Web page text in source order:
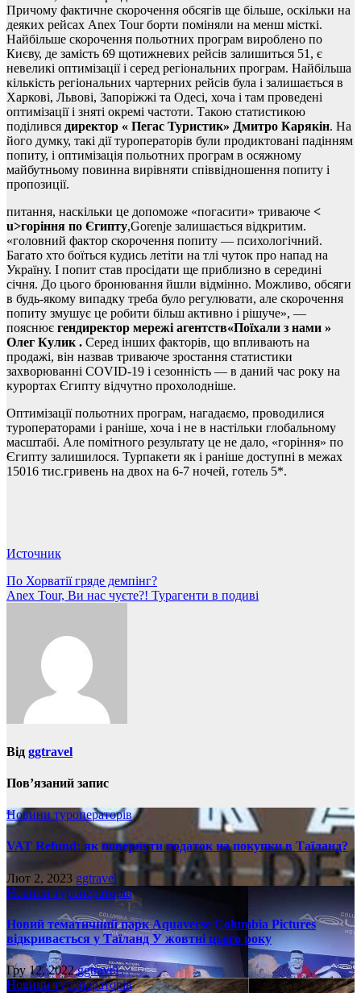
Причому фактичне скорочення обсягів ще більше, оскільки на
деяких рейсах Anex Tour борти поміняли на менш місткі.
Найбільше скорочення польотних програм вироблено по
Києву, де замість 69 щотижневих рейсів залишиться 51, є
невеликі оптимізації і серед регіональних програм. Найбільша
кількість регіональних чартерних рейсів була і залишається в
Харкові, Львові, Запоріжжі та Одесі, хоча і там проведені
оптимізації і зняті окремі частоти. Такою статистикою
поділився директор « Пегас Туристик» Дмитро Карякін. На
його думку, такі дії туроператорів були продиктовані падінням
попиту, і оптимізація польотних програм в осяжному
майбутньому повинна вирівняти співвідношення попиту і
пропозиції.
питання, наскільки це допоможе «погасити» триваюче <
u>горіння по Єгипту,Gorenje залишається відкритим.
«головний фактор скорочення попиту — психологічний.
Багато хто боїться кудись летіти на тлі чуток про напад на
Україну. І попит став просідати ще приблизно в середині
січня. До цього бронювання йшли відмінно. Можливо, обсяги
в будь-якому випадку треба було регулювати, але скорочення
попиту змушує це робити більш активно і рішуче», —
пояснює гендиректор мережі агентств«Поїхали з нами »
Олег Кулик . Серед інших факторів, що впливають на
продажі, він назвав триваюче зростання статистики
захворюванні COVID-19 і сезонність — в даний час року на
курортах Єгипту відчутно прохолодніше.
Оптимізації польотних програм, нагадаємо, проводилися
туроператорами і раніше, хоча і не в настільки глобальному
масштабі. Але помітного результату це не дало, «горіння» по
Єгипту залишилося. Турпакети як і раніше доступні в межах
15016 тис.гривень на двох на 6-7 ночей, готель 5*.
Источник
Навігація
записів
По Хорватії гряде демпінг?
Anex Tour, Ви нас чуєте?! Турагенти в подиві
Від ggtravel
Пов’язаний запис
Новини туроператорів
VAT Refund: як повернути податок на покупки в Таїланд?
Лют 2, 2023 ggtravel
Новини туроператорів
Новий тематичний парк Aquaverse Columbia Pictures
відкривається у Таїланд У жовтні цього року
Гру 12, 2022ggtravel
Новини туроператорів